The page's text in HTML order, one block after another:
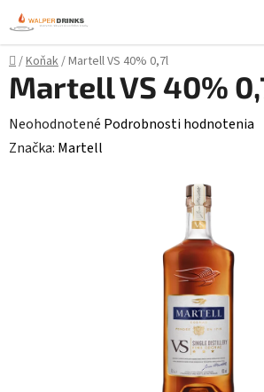
Prejsť
na
obsah
Domov
/Koňak/Martell VS 40% 0,7l
Martell VS 40%
Priemerné
hodnotenie
Neohodnotené Podrobnosti hodnotenia
Značka: Martell